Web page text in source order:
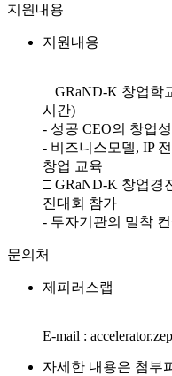
지원내용
지원내용
□ GRaND-K 창업학
시간)
- 성공 CEO의 창업
- 비즈니스모델, IP
창업 교육
□ GRaND-K 창업경
진대회 참가
- 투자기관의 밀착
문의처
제피러스랩
E-mail :
자세한 내용은 첨부